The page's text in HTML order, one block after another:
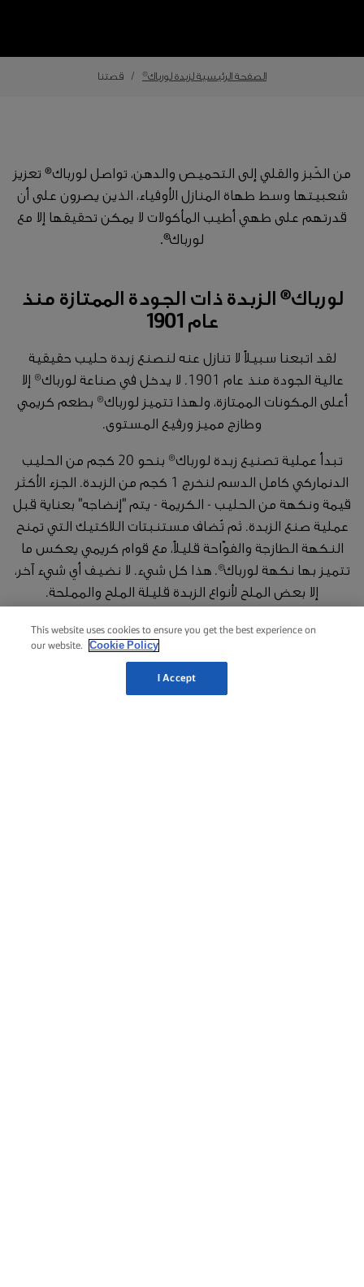
الصفحة الرئيسية لزبدة لورباك® قصتنا
من الخَبز والقلي إلى التحميص والدهن، تواصل لورباك® تعزيز
شعبيتها وسط طهاة المنازل الأوفياء، الذين يصرون على أن
قدرتهم على طهي أطيب المأكولات لا يمكن تحقيقها إلا مع
لورباك®.
لورباك® الزبدة ذات الجودة الممتازة منذ
عام 1901
لقد اتبعنا سبيلاً لا تنازل عنه لنصنع زبدة حليب حقيقية
عالية الجودة منذ عام 1901. لا يدخل في صناعة لورباك® إلا
أعلى المكونات الممتازة، ولهذا تتميز لورباك® بطعم كريمي
وطازج مميز ورفيع المستوى.
تبدأ عملية تصنيع زبدة لورباك® بنحو 20 كجم من الحليب
الدنماركي كامل الدسم لنخرج 1 كجم من الزبدة. الجزء الأكثر
قيمة ونكهة من الحليب - الكريمة - يتم "إنضاجه" بعناية قبل
عملية صنع الزبدة. ثم تُضاف مستنبتات اللاكتيك التي تمنح
النكهة الطازجة والفوّاحة قليلاً، مع قوام كريمي يعكس ما
تتميز بها نكهة لورباك®. هذا كل شيء. لا نضيف أي شيء آخر،
إلا بعض الملح لأنواع الزبدة قليلة الملح والمملحة.
This website uses cookies to ensure you get the best experience on
our website.
Cookie Policy
I Accept